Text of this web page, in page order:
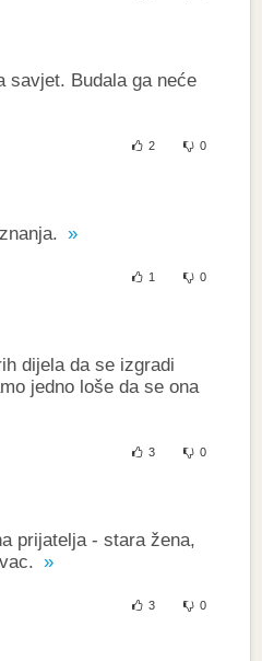
savjet. Budala ga neće
2 0
1 0
dijela da se izgradi
jedno loše da se ona
3 0
prijatelja - stara žena,
3 0